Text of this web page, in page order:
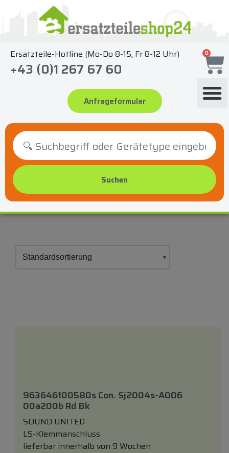
springen
Ersatzteile-Hotline (Mo-Do 8-15, Fr 8-12 Uhr)
+43 (0)1 267 67 60
Anfrageformular
0
963646100580s Con. Sj2004s-A006
00a200b Rd Bk
SOUND UNITED
LS-Klemmanschluss
lieferbar innerhalb von 9 Wochen